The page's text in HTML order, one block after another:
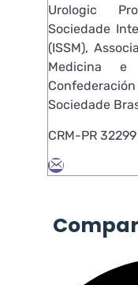
Urologic
Sociedade
(ISSM),
Medicina e
Sociedade
CRM-PR